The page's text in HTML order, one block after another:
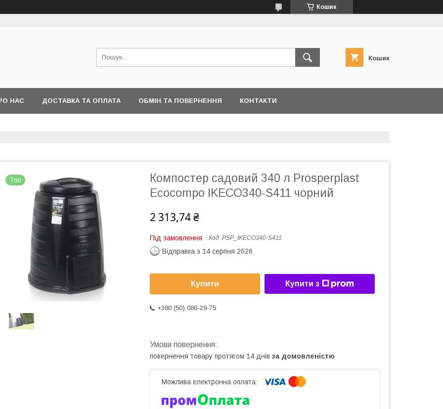
Кошик
Кошик
НАС ДОСТАВКА ТА ОПЛАТА ОБМІН ТА ПОВЕРНЕННЯ КОНТАКТИ
Топ
Компостер садовий 340 л Prosperplast
Ecocompo IKECO340-S411 чорний
2 313,74 ₴
Під замовлення Код: PSP_IKECO340-S411
Відправка з 14 серпня 2026
Купити Купити з
+380 (50) 086-29-75
повернення товару протягом 14 днів за домовленістю